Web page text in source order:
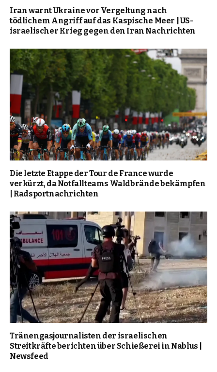
Iran warnt Ukraine vor Vergeltung nach
tödlichem Angriff auf das Kaspische Meer | US-
israelischer Krieg gegen den Iran Nachrichten
Die letzte Etappe der Tour de France wurde
verkürzt, da Notfallteams Waldbrände bekämpfen
| Radsportnachrichten
Tränengasjournalisten der israelischen
Streitkräfte berichten über Schießerei in Nablus |
Newsfeed